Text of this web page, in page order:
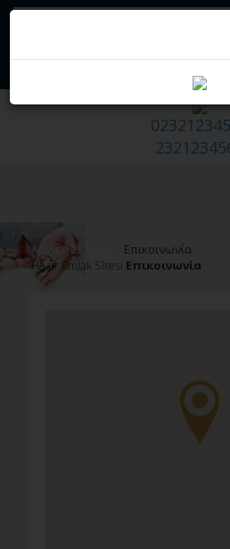
Αρχική Σελίδα
Επικοινωνία
Hazır Emlak Sitesi Επικοινωνία